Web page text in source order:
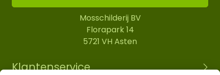
Mosschilderij BV
Florapark 14
5721 VH Asten
Klantenservice